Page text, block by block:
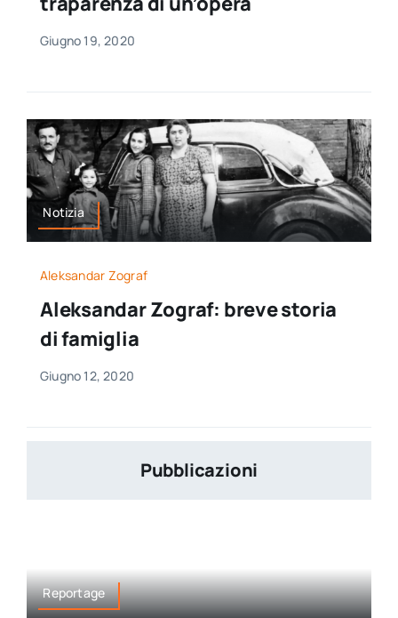
Giugno 19, 2020
Notizia
Aleksandar Zograf
Aleksandar Zograf: breve storia
di famiglia
Giugno 12, 2020
Pubblicazioni
Reportage